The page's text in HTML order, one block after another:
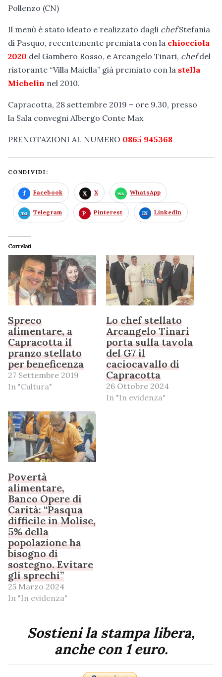
Pollenzo (CN)
Il menù è stato ideato e realizzato dagli chefStefania
di Pasquo, recentemente premiata con la chiocciola
2020 del Gambero Rosso, e Arcangelo Tinari, chefdel
ristorante “Villa Maiella” già premiato con la stella
Michelin nel 2010.
Capracotta, 28 settembre 2019 – ore 9.30, presso
la Sala convegni Albergo Conte Max
PRENOTAZIONI AL NUMERO 0865 945368
CONDIVIDI:
Facebook X WhatsApp
Telegram Pinterest LinkedIn
Correlati
Spreco
alimentare, a
Capracotta il
pranzo stellato
per beneficenza
27 Settembre 2019
In "Cultura"
Lo chef stellato
Arcangelo Tinari
porta sulla tavola
del G7 il
caciocavallo di
Capracotta
26 Ottobre 2024
In "In evidenza"
Povertà
alimentare,
Banco Opere di
Carità: “Pasqua
difficile in Molise,
5% della
popolazione ha
bisogno di
sostegno. Evitare
gli sprechi”
25 Marzo 2024
In "In evidenza"
Sostieni la stampa libera,
anche con 1 euro.